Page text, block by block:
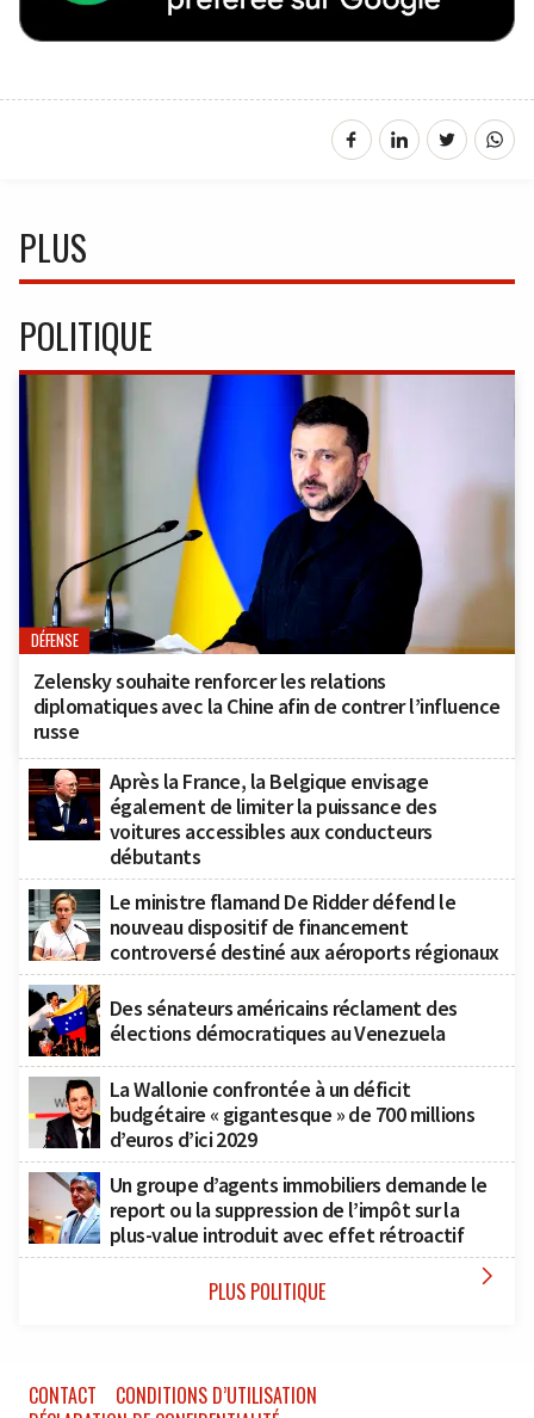
PLUS
POLITIQUE
DÉFENSE
Zelensky souhaite renforcer les relations
diplomatiques avec la Chine afin de contrer l’influence
russe
Après la France, la Belgique envisage
également de limiter la puissance des
voitures accessibles aux conducteurs
débutants
Le ministre flamand De Ridder défend le
nouveau dispositif de financement
controversé destiné aux aéroports régionaux
Des sénateurs américains réclament des
élections démocratiques au Venezuela
La Wallonie confrontée à un déficit
budgétaire « gigantesque » de 700 millions
d’euros d’ici 2029
Un groupe d’agents immobiliers demande le
report ou la suppression de l’impôt sur la
plus-value introduit avec effet rétroactif
PLUS POLITIQUE 
CONTACT
CONDITIONS D’UTILISATION